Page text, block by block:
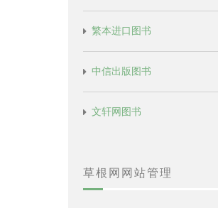
繁本进口图书
中信出版图书
文轩网图书
草根网网站管理